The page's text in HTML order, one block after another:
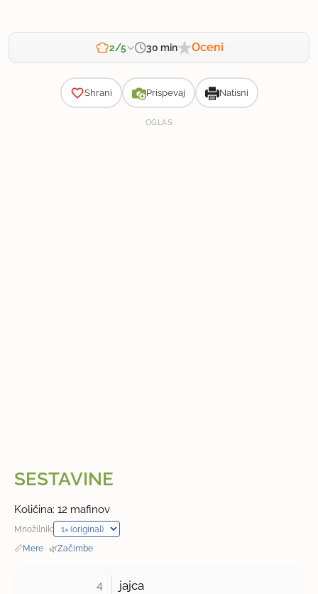
2/5 30 min Oceni
Shrani Prispevaj Natisni
OGLAS
SESTAVINE
Količina: 12 mafinov
Množilnik:
📏Mere · 🌿Začimbe
4 jajca